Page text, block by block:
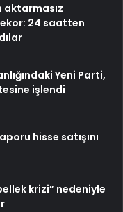
aktarmasız
24 saatten
Yeni Parti,
işlendi
hisse satışını
krizi” nedeniyle